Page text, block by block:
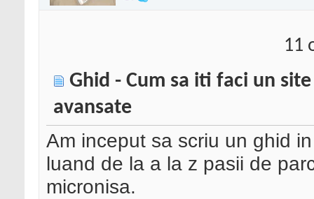
11
Ghid - Cum sa iti faci un
avansate
Am inceput sa scriu un ghid
luand de la a la z pasii de
micronisa.